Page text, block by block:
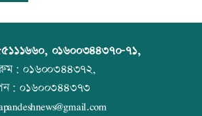
, ০১৬০০৩৪৪৩৭০-৭১,
রুম:০১৬০০৩৪৪৩৭২,
০১৬০০৩৪৪৩৭৩